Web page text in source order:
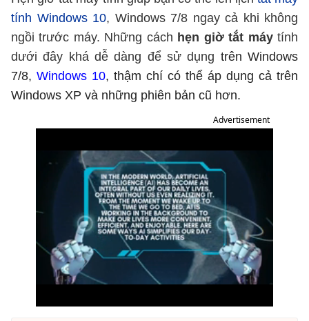
tính Windows 10, Windows 7/8 ngay cả khi không
ngồi trước máy. Những cách hẹn giờ tắt máytính
dưới đây khá dễ dàng để sử dụng trên Windows
7/8, Windows 10, thậm chí có thể áp dụng cả trên
Windows XP và những phiên bản cũ hơn.
Advertisement